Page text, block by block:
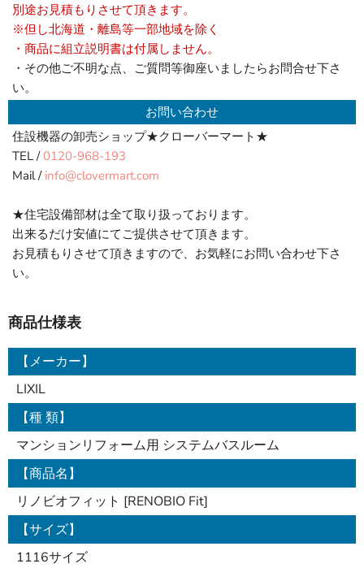
別途お見積もりさせて頂きます。
※但し北海道・離島等一部地域を除く
・商品に組立説明書は付属しません。
・その他ご不明な点、ご質問等御座いましたらお問合せ下さ
い。
お問い合わせ
住設機器の卸売ショップ★クローバーマート★
TEL /0120-968-193
Mail / info@clovermart.com
★住宅設備部材は全て取り扱っております。
出来るだけ安値にてご提供させて頂きます。
お見積もりさせて頂きますので、お気軽にお問い合わせ下さ
い。
商品仕様表
【メーカー】
LIXIL
【種 類】
マンションリフォーム用 システムバスルーム
【商品名】
リノビオフィット [RENOBIO Fit]
【サイズ】
1116サイズ